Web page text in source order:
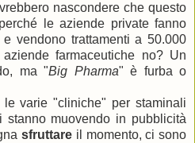
nascondere che questo
le aziende private fanno
vendono trattamenti a 50.000
farmaceutiche no? Un
ma "Big Pharma" è furba o
varie "cliniche" per staminali
muovendo in pubblicità
sfruttare il momento, ci sono